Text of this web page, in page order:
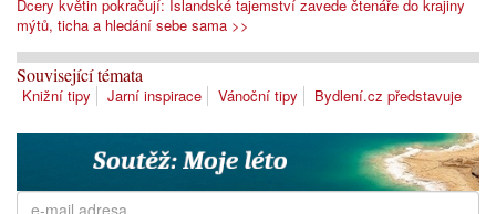
Dcery květin pokračují: Islandské tajemství zavede čtenáře do krajiny
mýtů, ticha a hledání sebe sama >>
Související témata
Knižní tipy Jarní inspirace Vánoční tipy Bydlení.cz představuje